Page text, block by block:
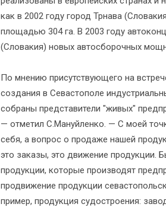
как в 2002 году город Трнава
площадью 304 га. В 2003 году
(Словакия) новых автосборочных
По мнению присутствующего на
создания в Севастополе
собраны представители "живых"
— отметил С.Мануйленко. — С моей
себя, а вопрос о продаже нашей
это заказы, это движение продукции.
продукции, которые производят
продвижение продукции
пример, продукция судостроения: